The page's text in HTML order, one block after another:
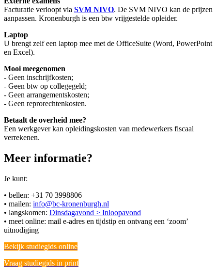
Facturatie verloopt via SVM NIVO. De SVM NIVO kan de prijzen
aanpassen. Kronenburgh is een btw vrijgestelde opleider.
Laptop
U brengt zelf een laptop mee met de OfficeSuite (Word, PowerPoint
en Excel).
Mooi meegenomen
- Geen inschrijfkosten;
- Geen btw op collegegeld;
- Geen arrangementskosten;
- Geen reprorechtenkosten.
Betaalt de overheid mee?
Een werkgever kan opleidingskosten van medewerkers fiscaal
verrekenen.
Meer informatie?
Je kunt:
• bellen: +31 70 3998806
• mailen: info@bc-kronenburgh.nl
• langskomen: Dinsdagavond > Inloopavond
• meet online: mail e-adres en tijdstip en ontvang een ‘zoom’
uitnodiging
Bekijk studiegids online
Vraag studiegids in print